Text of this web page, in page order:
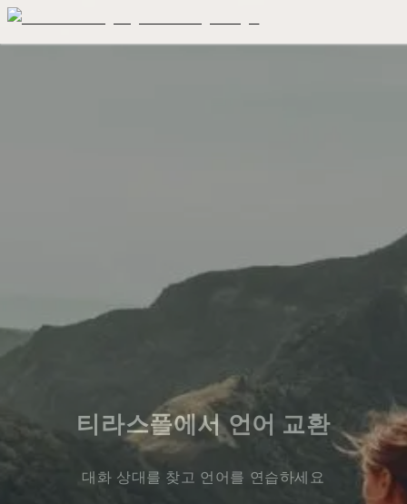
티라스폴에서 언어 교환
대화 상대를 찾고 언어를 연습하세요